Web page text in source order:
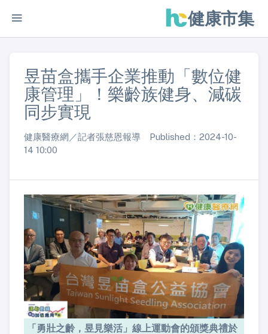
健康市集
昱苗盒攜手企業推動「數位健
康管理」！樂齡族健身、減碳
同步實現
健康醫療網／記者張慈恩報導 Published：2024-10-
14 10:00
「勇壯之齡，昱見樂活」線上運動會的頒獎典禮於